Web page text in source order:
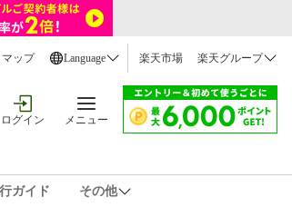
ップ Language 楽天市場 楽天グループ
ログイン メニュー
ガイド その他